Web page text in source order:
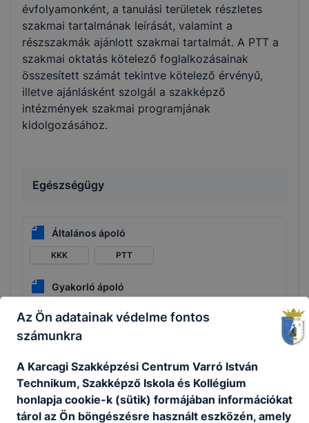
évfolyamonként, a tanulási területek részletes
szakmai tartalmának leírását, valamint a
részszakmák ajánlott szakmai tartalmát. A PTT a
szakmai oktatás kötelező foglalkozásainak
összesített számát tekintve kötelező érvényű,
illetve ajánlásként szolgál a szakképző
intézmények szakmai programjának
kidolgozásához.
Egészségügy
Általános ápoló
KKK PTT
Gyakorló ápoló
Asztalos
Az Ön adatainak védelme fontos
számunkra
A Karcagi Szakképzési Centrum Varró István
Technikum, Szakképző Iskola és Kollégium
honlapja cookie-k (sütik) formájában információkat
tárol az Ön böngészésre használt eszközén, amely